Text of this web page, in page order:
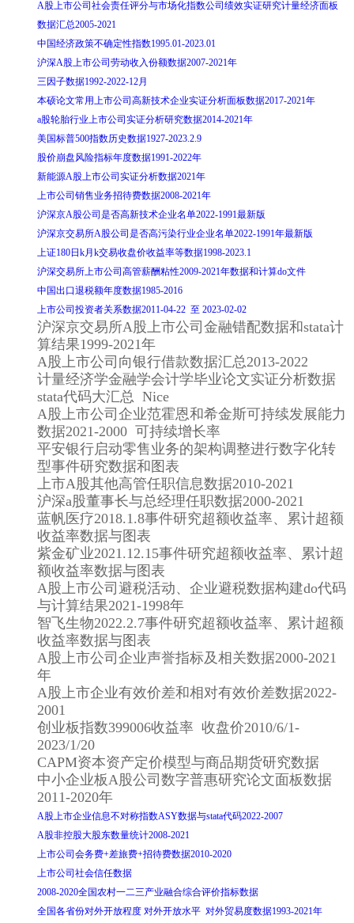
A股上市公司社会责任评分与市场化指数公司绩效实证研究计量经济面板
数据汇总2005-2021
中国经济政策不确定性指数1995.01-2023.01
沪深A股上市公司劳动收入份额数据2007-2021年
三因子数据1992-2022-12月
本硕论文常用上市公司高新技术企业实证分析面板数据2017-2021年
a股轮胎行业上市公司实证分析研究数据2014-2021年
美国标普500指数历史数据1927-2023.2.9
股价崩盘风险指标年度数据1991-2022年
新能源A股上市公司实证分析数据2021年
上市公司销售业务招待费数据2008-2021年
沪深京A股公司是否高新技术企业名单2022-1991最新版
沪深京交易所A股公司是否高污染行业企业名单2022-1991年最新版
上证180日k月k交易收盘价收益率等数据1998-2023.1
沪深交易所上市公司高管薪酬粘性2009-2021年数据和计算do文件
中国出口退税额年度数据1985-2016
上市公司投资者关系数据2011-04-22 至 2023-02-02
沪深京交易所A股上市公司金融错配数据和stata计
算结果1999-2021年
A股上市公司向银行借款数据汇总2013-2022
计量经济学金融学会计学毕业论文实证分析数据
stata代码大汇总 Nice
A股上市公司企业范霍恩和希金斯可持续发展能力
数据2021-2000 可持续增长率
平安银行启动零售业务的架构调整进行数字化转
型事件研究数据和图表
上市A股其他高管任职信息数据2010-2021
沪深a股董事长与总经理任职数据2000-2021
蓝帆医疗2018.1.8事件研究超额收益率、累计超额
收益率数据与图表
紫金矿业2021.12.15事件研究超额收益率、累计超
额收益率数据与图表
A股上市公司避税活动、企业避税数据构建do代码
与计算结果2021-1998年
智飞生物2022.2.7事件研究超额收益率、累计超额
收益率数据与图表
A股上市公司企业声誉指标及相关数据2000-2021
年
A股上市企业有效价差和相对有效价差数据2022-
2001
创业板指数399006收益率 收盘价2010/6/1-
2023/1/20
CAPM资本资产定价模型与商品期货研究数据
中小企业板A股公司数字普惠研究论文面板数据
2011-2020年
A股上市企业信息不对称指数ASY数据与stata代码2022-2007
A股非控股大股东数量统计2008-2021
上市公司会务费+差旅费+招待费数据2010-2020
上市公司社会信任数据
2008-2020全国农村一二三产业融合综合评价指标数据
全国各省份对外开放程度 对外开放水平 对外贸易度数据1993-2021年